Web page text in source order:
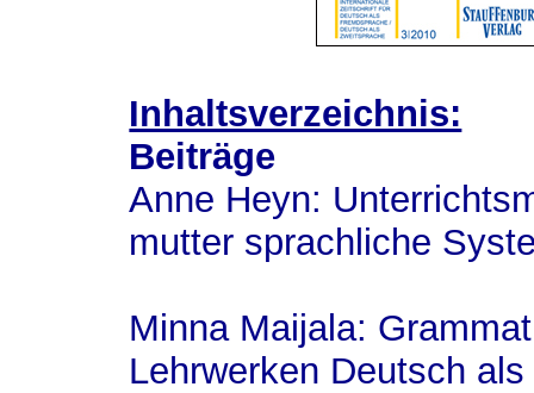
Inhaltsverzeichnis:
Beiträge
Anne Heyn:
mutter sprachliche
Minna Maijala:
Lehrwerken Deutsch